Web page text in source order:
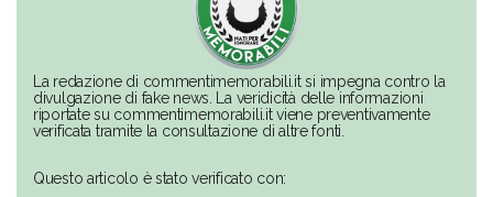
La redazione di commentimemorabili.it si impegna contro la
divulgazione di fake news. La veridicità delle informazioni
riportate su commentimemorabili.it viene preventivamente
verificata tramite la consultazione di altre fonti.
Questo articolo è stato verificato con: